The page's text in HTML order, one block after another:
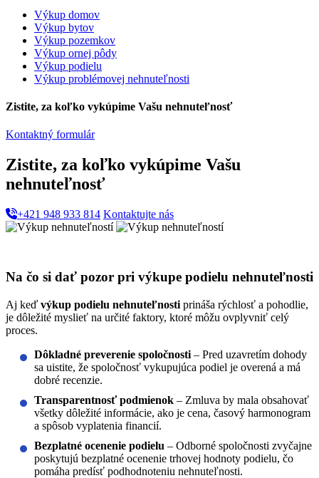
Výkup domov
Výkup bytov
Výkup pozemkov
Výkup ornej pôdy
Výkup podielu
Výkup problémovej nehnuteľnosti
Zistite, za koľko vykúpime Vašu nehnuteľnosť
Kontaktný formulár
Zistite, za koľko vykúpime Vašu
nehnuteľnosť
+421 948 933 814 Kontaktujte nás
Na čo si dať pozor pri výkupe podielu nehnuteľnosti
Aj keď výkup podielu nehnuteľnosti prináša rýchlosť a pohodlie,
je dôležité myslieť na určité faktory, ktoré môžu ovplyvniť celý
proces.
Dôkladné preverenie spoločnosti – Pred uzavretím dohody
sa uistite, že spoločnosť vykupujúca podiel je overená a má
dobré recenzie.
Transparentnosť podmienok – Zmluva by mala obsahovať
všetky dôležité informácie, ako je cena, časový harmonogram
a spôsob vyplatenia financií.
Bezplatné ocenenie podielu – Odborné spoločnosti zvyčajne
poskytujú bezplatné ocenenie trhovej hodnoty podielu, čo
pomáha predísť podhodnoteniu nehnuteľnosti.